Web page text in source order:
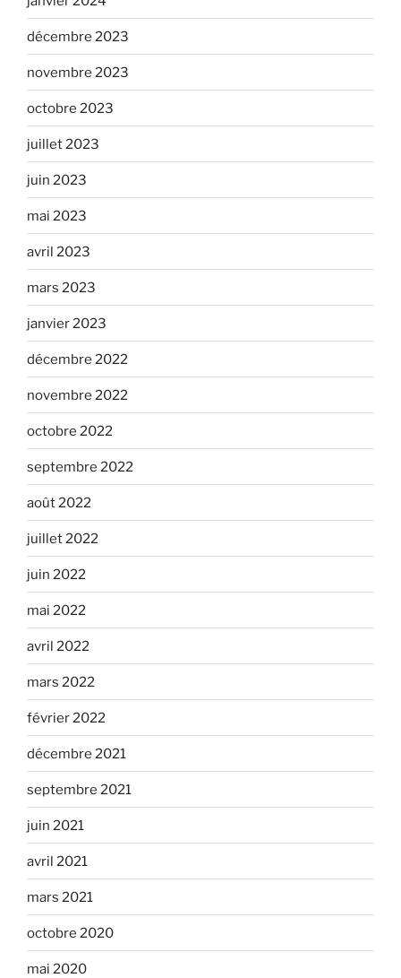
décembre 2023
novembre 2023
octobre 2023
juillet 2023
juin 2023
mai 2023
avril 2023
mars 2023
janvier 2023
décembre 2022
novembre 2022
octobre 2022
septembre 2022
août 2022
juillet 2022
juin 2022
mai 2022
avril 2022
mars 2022
février 2022
décembre 2021
septembre 2021
juin 2021
avril 2021
mars 2021
octobre 2020
mai 2020